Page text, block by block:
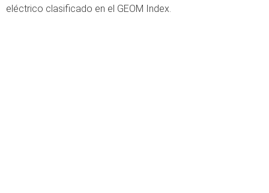
eléctrico clasificado en el GEOM Index.